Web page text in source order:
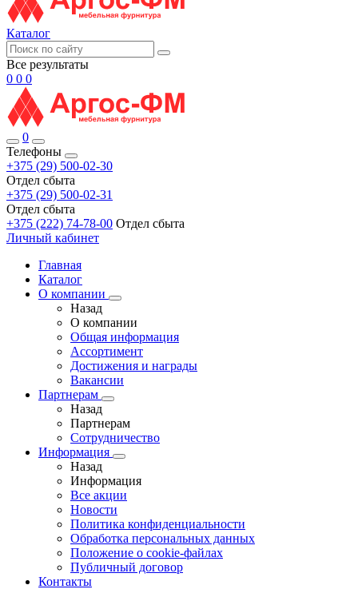
Каталог
Все результаты
0 0 0
0
Телефоны
+375 (29) 500-02-30
Отдел сбыта
+375 (29) 500-02-31
Отдел сбыта
+375 (222) 74-78-00 Отдел сбыта
Личный кабинет
Главная
Каталог
О компании
Назад
О компании
Общая информация
Ассортимент
Достижения и награды
Вакансии
Партнерам
Назад
Партнерам
Сотрудничество
Информация
Назад
Информация
Все акции
Новости
Политика конфиденциальности
Обработка персональных данных
Положение о cookie-файлах
Публичный договор
Контакты